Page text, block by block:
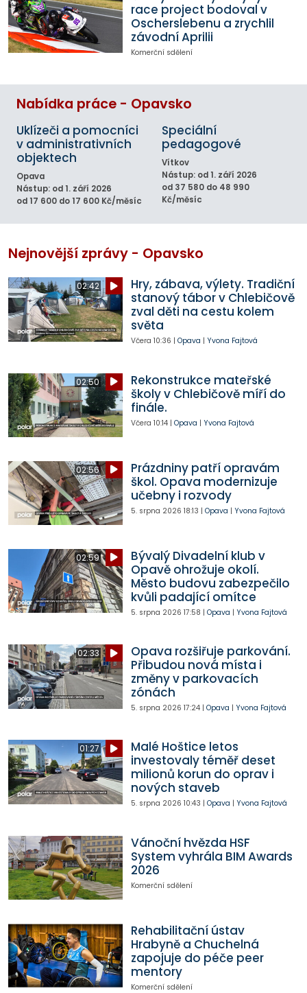
race project bodoval v
Oscherslebenu a zrychlil
závodní Aprilii
Komerční sdělení
Nabídka práce - Opavsko
Uklízeči a pomocníci
v administrativních
objektech
Opava
Nástup: od 1. září 2026
od 17 600 do 17 600 Kč/měsíc
Speciální
pedagogové
Vítkov
Nástup: od 1. září 2026
od 37 580 do 48 990
Kč/měsíc
Nejnovější zprávy - Opavsko
02:42
Hry, zábava, výlety. Tradiční
stanový tábor v Chlebičově
zval děti na cestu kolem
světa
Včera 10:36 | Opava | Yvona Fajtová
02:50
Rekonstrukce mateřské
školy v Chlebičově míří do
finále.
Včera 10:14| Opava | Yvona Fajtová
02:56
Prázdniny patří opravám
škol. Opava modernizuje
učebny i rozvody
5. srpna 2026 18:13 | Opava | Yvona Fajtová
02:59
Bývalý Divadelní klub v
Opavě ohrožuje okolí.
Město budovu zabezpečilo
kvůli padající omítce
5. srpna 2026 17:58 | Opava | Yvona Fajtová
02:33
Opava rozšiřuje parkování.
Přibudou nová místa i
změny v parkovacích
zónách
5. srpna 2026 17:24| Opava | Yvona Fajtová
01:27
Malé Hoštice letos
investovaly téměř deset
milionů korun do oprav i
nových staveb
5. srpna 2026 10:43 | Opava | Yvona Fajtová
Vánoční hvězda HSF
System vyhrála BIM Awards
2026
Komerční sdělení
Rehabilitační ústav
Hrabyně a Chuchelná
zapojuje do péče peer
mentory
Komerční sdělení